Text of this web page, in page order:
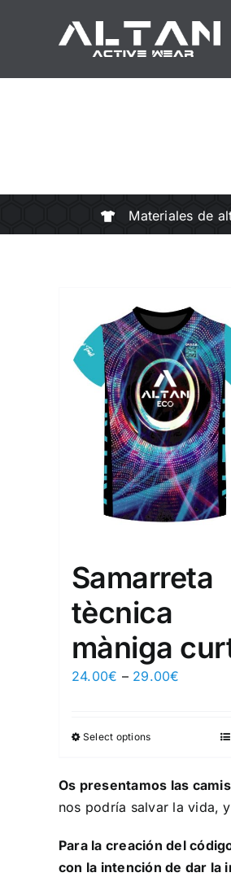
Materiales de
Samarreta
tècnica
màniga
24.00€ – 29.00€
Select options
Os presentamos las
nos podría salvar la vida,
Para la creación del
con la intención de dar la